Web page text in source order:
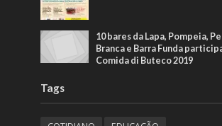
10 bares da Lapa, Pompeia,
Branca e Barra Funda
Comida di Buteco 2019
Tags